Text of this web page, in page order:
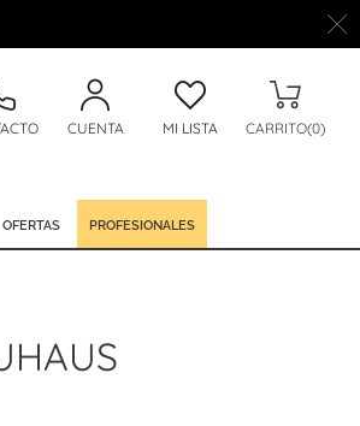
CUENTA MI LISTA CARRITO(0)
OFERTAS PROFESIONALES